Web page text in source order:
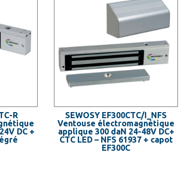
R
DC +
SEWOSY EF300CTC/I_NFS
Ventouse électromagnétique
applique 300 daN 24-48V DC+
CTC LED – NFS 61937 + capot
EF300C